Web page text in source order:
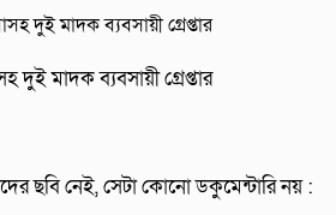
দুই মাদক ব্যবসায়ী গ্রেপ্তার
ছবি নেই, সেটা কোনো ডকুমেন্টারি নয় :